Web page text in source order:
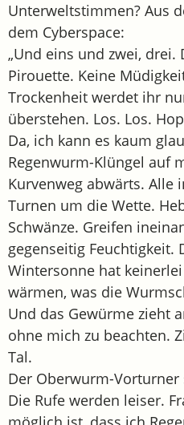
Unterweltstimmen? Aus
dem Cyberspace:
„Und eins und zwei, drei.
Pirouette. Keine
Trockenheit werdet ihr
überstehen. Los. Los.
Da, ich kann es kaum
Regenwurm-Klüngel auf
Kurvenweg abwärts. Alle
Turnen um die Wette.
Schwänze. Greifen
gegenseitig Feuchtigkeit.
Wintersonne hat
wärmen, was die
Und das Gewürme zieht
ohne mich zu beachten.
Tal.
Der Oberwurm-
Die Rufe werden leiser.